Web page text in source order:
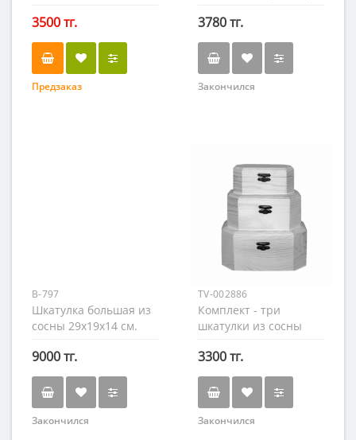
3500 тг.
Предзаказ
3780 тг.
Закончился
B-797
Шкатулка большая из
сосны 29х19х14 см.
9000 тг.
Закончился
TV-002886
Комплект - три
шкатулки из сосны
3300 тг.
Закончился